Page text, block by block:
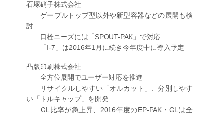
石塚硝子株式会社
ゲーブルトップ型以外や新型容器などの展開も検
討
口栓ニーズには「SPOUT-PAK」で対応
「I-7」は2016年1月に続き今年度中に導入予定
凸版印刷株式会社
全方位展開でユーザー対応を推進
リサイクルしやすい「オルカット」、分別しやす
い「トルキャップ」を開発
GL比率が急上昇、2016年度のEP-PAK・GLは全